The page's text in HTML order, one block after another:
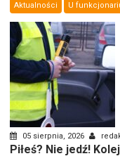
Aktualności U
05 sierpnia, 2026
Piłeś? Nie jedź!